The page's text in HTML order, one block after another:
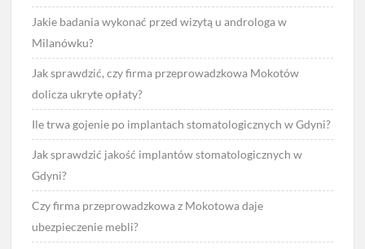
Jakie badania wykonać przed wizytą u androloga w
Milanówku?
Jak sprawdzić, czy firma przeprowadzkowa Mokotów
dolicza ukryte opłaty?
Ile trwa gojenie po implantach stomatologicznych w Gdyni?
Jak sprawdzić jakość implantów stomatologicznych w
Gdyni?
Czy firma przeprowadzkowa z Mokotowa daje
ubezpieczenie mebli?